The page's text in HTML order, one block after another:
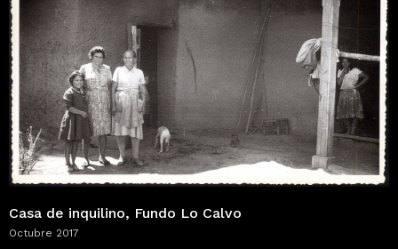
Casa de inquilino, Fundo Lo Calvo
Octubre 2017